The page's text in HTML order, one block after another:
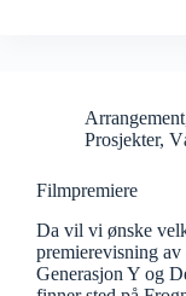
Arrangement
Prosjekter,
Filmpremiere
Da vil vi ønske
premierevisning
Generasjon Y og